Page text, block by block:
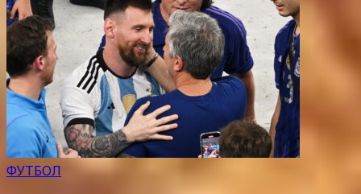
ФУТБОЛ